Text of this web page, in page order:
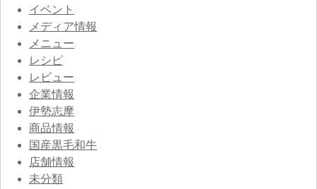
イベント
メディア情報
メニュー
レシピ
レビュー
企業情報
伊勢志摩
商品情報
国産黒毛和牛
店舗情報
未分類